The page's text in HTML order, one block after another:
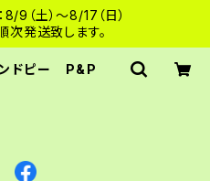
9（土）～8/17（日）
次発送致します。
ドピー P&P